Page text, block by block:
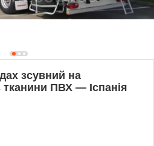
зсувний на
тканини ПВХ — Іспанія